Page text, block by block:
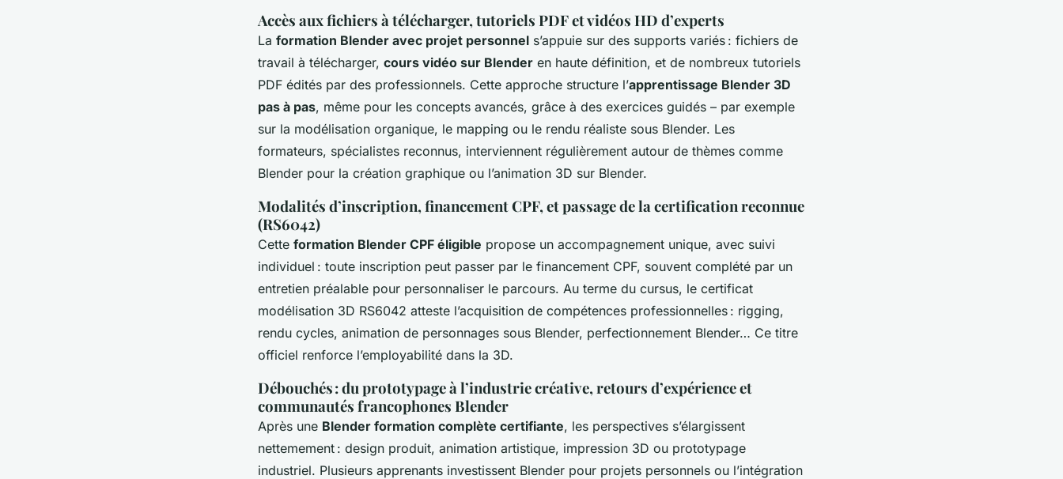
Accès aux fichiers à télécharger, tutoriels PDF et vidéos HD d’experts
La formation Blender avec projet personnel s’appuie sur des supports variés : fichiers de
travail à télécharger, cours vidéo sur Blender en haute définition, et de nombreux tutoriels
PDF édités par des professionnels. Cette approche structure l’apprentissage Blender 3D
pas à pas, même pour les concepts avancés, grâce à des exercices guidés – par exemple
sur la modélisation organique, le mapping ou le rendu réaliste sous Blender. Les
formateurs, spécialistes reconnus, interviennent régulièrement autour de thèmes comme
Blender pour la création graphique ou l’animation 3D sur Blender.
Modalités d’inscription, financement CPF, et passage de la certification reconnue
(RS6042)
Cette formation Blender CPF éligible propose un accompagnement unique, avec suivi
individuel : toute inscription peut passer par le financement CPF, souvent complété par un
entretien préalable pour personnaliser le parcours. Au terme du cursus, le certificat
modélisation 3D RS6042 atteste l’acquisition de compétences professionnelles : rigging,
rendu cycles, animation de personnages sous Blender, perfectionnement Blender… Ce titre
officiel renforce l’employabilité dans la 3D.
Débouchés : du prototypage à l’industrie créative, retours d’expérience et
communautés francophones Blender
Après une Blender formation complète certifiante, les perspectives s’élargissent
nettemement : design produit, animation artistique, impression 3D ou prototypage
industriel. Plusieurs apprenants investissent Blender pour projets personnels ou l’intégration